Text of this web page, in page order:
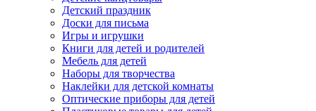
Детский праздник
Доски для письма
Игры и игрушки
Книги для детей и родителей
Мебель для детей
Наборы для творчества
Наклейки для детской комнаты
Оптические приборы для детей